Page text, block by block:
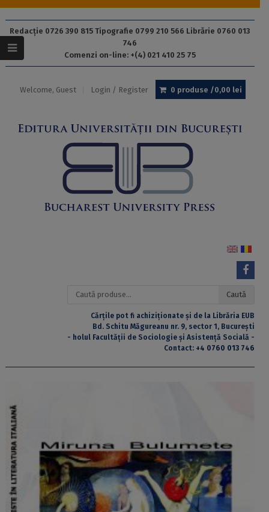
Redacție 0726 390 815 Tipografie 0799 210 566 Librărie 0760 013
746
Comenzi on-line: +(4) 021 410 25 75
Welcome, Guest Login / Register 0 produse /0,00 lei
Caută
Caută
Cărțile pot fi achiziționate și de la Librăria EUB
Bd. Schitu Măgureanu nr. 9, sector 1, București
- holul Facultății de Sociologie și Asistență Socială -
Contact: +4 0760 013 746